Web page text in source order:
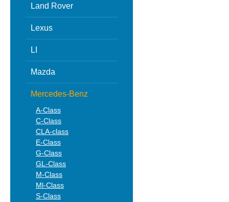
Land Rover
Lexus
LI
Mazda
Mercedes-Benz
A-Class
C-Class
CLA-class
E-Class
G-Class
GL-Class
M-Class
Ml-Class
S-Class